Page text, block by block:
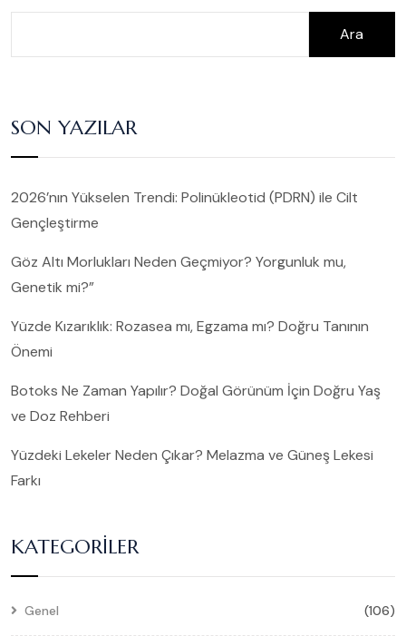
Ara
SON YAZILAR
2026’nın Yükselen Trendi: Polinükleotid (PDRN) ile Cilt
Gençleştirme
Göz Altı Morlukları Neden Geçmiyor? Yorgunluk mu,
Genetik mi?”
Yüzde Kızarıklık: Rozasea mı, Egzama mı? Doğru Tanının
Önemi
Botoks Ne Zaman Yapılır? Doğal Görünüm İçin Doğru Yaş
ve Doz Rehberi
Yüzdeki Lekeler Neden Çıkar? Melazma ve Güneş Lekesi
Farkı
KATEGORILER
Genel (106)